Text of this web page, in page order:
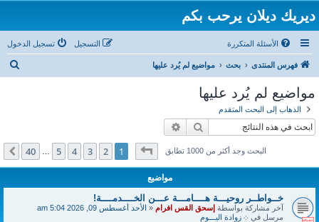
ديريك ديلان يرحب بكم
الأسئلة المتكررة تسجيل الدخول التسجيل
فهرس المنتدى بحث مواضيع لم يُرد عليها
ب
مواضيع لم يُرد عليها
الذهاب إلى البحث المتقدم
بحث
البحث وجد أكثر من 1000 تطابق صفحة1من40
1
2
3
4
5
40 التالي
مواضيع
خــواطــر روحيـــة هــــامـــة عـــن الخــــدمــــة!
آخر مشاركة بواسطةإسحق القس افرام«الأحد أغسطس 09, 2026 5:04 am
مرسل في܀ زوادة اليـــوم